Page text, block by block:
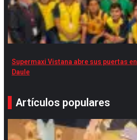
Supermaxi Vistana abre sus puertas en
Daule
Artículos populares